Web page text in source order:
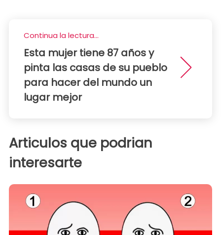
Continua la lectura...
Esta mujer tiene 87 años y
pinta las casas de su pueblo
para hacer del mundo un
lugar mejor
Articulos que podrian
interesarte